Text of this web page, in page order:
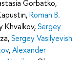
Gorbatko,
,Roman B.
Khvalkov,Sergey
,Sergey Vasilyevish
,Alexander